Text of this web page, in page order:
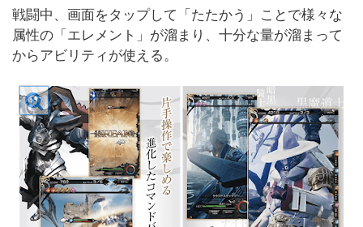
戦闘中、画面をタップして「たたかう」ことで様々な
属性の「エレメント」が溜まり、十分な量が溜まって
からアビリティが使える。